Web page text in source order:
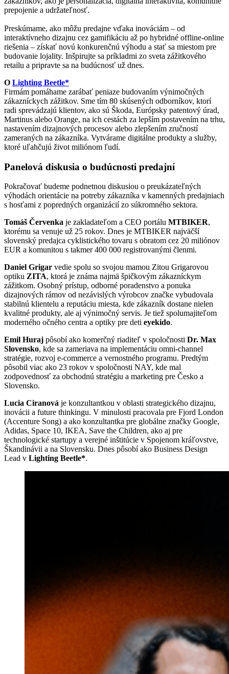
prepojenie a udržateľnosť.
Preskúmame, ako môžu predajne vďaka inováciám – od
interaktívneho dizajnu cez gamifikáciu až po hybridné offline-online
riešenia – získať novú konkurenčnú výhodu a stať sa miestom pre
budovanie lojality. Inšpirujte sa príkladmi zo sveta zážitkového
retailu a pripravte sa na budúcnosť už dnes.
O Lighting Beetle*
Firmám pomáhame zarábať peniaze budovaním výnimočných
zákazníckych zážitkov. Sme tím 80 skúsených odborníkov, ktorí
radi sprevádzajú klientov, ako sú Škoda, Európsky patentový úrad,
Martinus alebo Orange, na ich cestách za lepším postavením na trhu,
nastavením dizajnových procesov alebo zlepšením zručností
zameraných na zákazníka. Vytvárame digitálne produkty a služby,
ktoré uľahčujú život miliónom ľudí.
Panelová diskusia o budúcnosti predajní
‌Pokračovať budeme podnetnou diskusiou o preukázateľných
výhodách orientácie na potreby zákazníka v kamenných predajniach
s hosťami z popredných organizácií zo súkromného sektora.
Tomáš Červenka je zakladateľom a CEO portálu MTBIKER,
ktorému sa venuje už 25 rokov. Dnes je MTBIKER najväčší
slovenský predajca cyklistického tovaru s obratom cez 20 miliónov
EUR a komunitou s takmer 400 000 registrovanými členmi.
Daniel Grigar vedie spolu so svojou mamou Zitou Grigarovou
optiku ZITA, ktorá je známa najmä špičkovým zákazníckym
zážitkom. Osobný prístup, odborné poradenstvo a ponuka
dizajnových rámov od nezávislých výrobcov značke vybudovala
stabilnú klientelu a reputáciu miesta, kde zákazník dostane nielen
kvalitné produkty, ale aj výnimočný servis. Je tiež spolumajiteľom
moderného očného centra a optiky pre deti eyekido.
Emil Huraj pôsobí ako komerčný riaditeľ v spoločnosti Dr. Max
Slovensko, kde sa zameriava na implementáciu omni-channel
stratégie, rozvoj e-commerce a vernostného programu. Predtým
pôsobil viac ako 23 rokov v spoločnosti NAY, kde mal
zodpovednosť za obchodnú stratégiu a marketing pre Česko a
Slovensko.
Lucia Ciranová je konzultantkou v oblasti strategického dizajnu,
inovácii a future thinkingu. V minulosti pracovala pre Fjord London
(Accenture Song) a ako konzultantka pre globálne značky Google,
Adidas, Space 10, IKEA, Save the Children, ako aj pre
technologické startupy a verejné inštitúcie v Spojenom kráľovstve,
Škandinávii a na Slovensku. Dnes pôsobí ako Business Design
Lead v Lighting Beetle*.